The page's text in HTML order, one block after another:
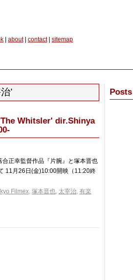
about| contact| sitemap
’
'The Whitsler' dir.Shinya
正幸監督作品『片腕』と塚本晋也
11月26日(金)10:00開映（11:20終
Filmex, 塚本晋也, 太宰治, 有楽